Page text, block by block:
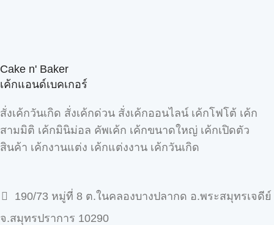
Cake n' Baker
เค้กแอนด์เบคเกอร์
สั่งเค้กวันเกิด สั่งเค้กด่วน สั่งเค้กออนไลน์ เค้กโฟโต้ เค้ก
สามมิติ เค้กมินิม่อล คัพเค้ก เค้กขนาดใหญ่ เค้กเปิดตัว
สินค้า เค้กงานแต่ง เค้กแต่งงาน เค้กวันเกิด
190/73 หมู่ที่ 8 ต.ในคลองบางปลากด อ.พระสมุทรเจดีย์
จ.สมุทรปราการ 10290